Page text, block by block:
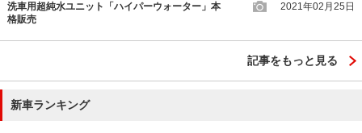
洗車用超純水ユニット「ハイパーウォーター」本
格販売
2021年02月25日
記事をもっと見る
新車ランキング